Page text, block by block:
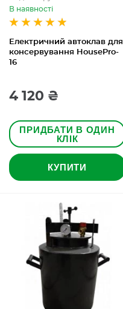
Електричний автоклав для
консервування HousePro-
16
В наявності
4 120 ₴
ПРИДБАТИ В ОДИН
КЛІК
КУПИТИ